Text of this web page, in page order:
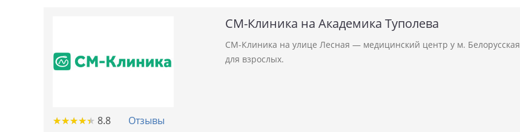
★★★★★
★★★★★ 8.8 Отзывы
СМ-Клиника на Академика Туполева
СМ-Клиника на улице Лесная — медицинский центр у м. Белорусская
для взрослых.